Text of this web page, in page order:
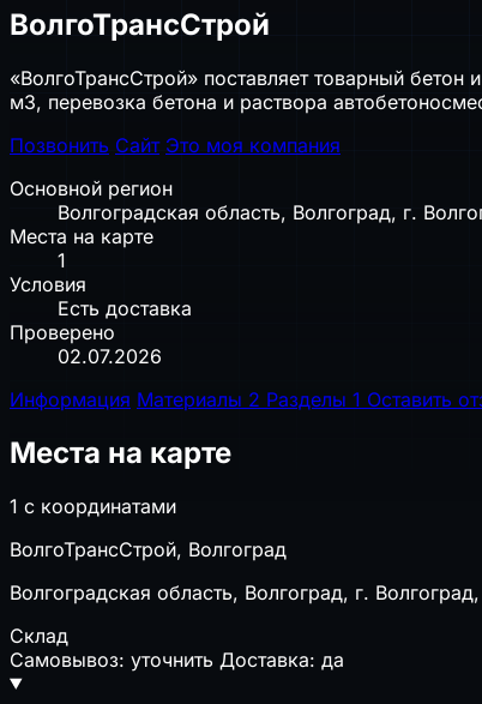
ВолгоТрансСтрой
«ВолгоТрансСтрой» поставляет товарный
м3, перевозка бетона и раствора
Позвонить Сайт Это моя компания
Основной регион
Волгоградская область, Волгоград, г.
Места на карте
1
Условия
Есть доставка
Проверено
02.07.2026
Информация Материалы 2 Разделы 1 Оставить
Места на карте
1 с координатами
ВолгоТрансСтрой, Волгоград
Волгоградская область, Волгоград, г.
Склад
Самовывоз: уточнить Доставка: да